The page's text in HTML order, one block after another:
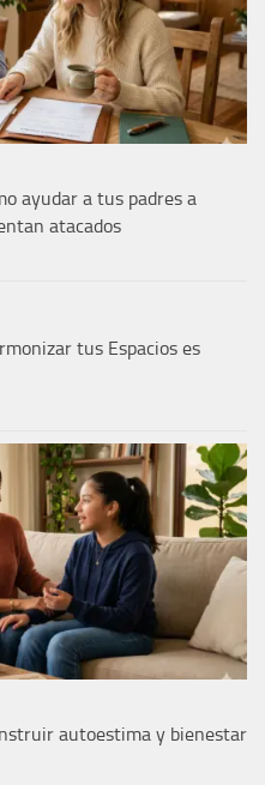
ayudar a tus padres a
atacados
tus Espacios es
autoestima y bienestar